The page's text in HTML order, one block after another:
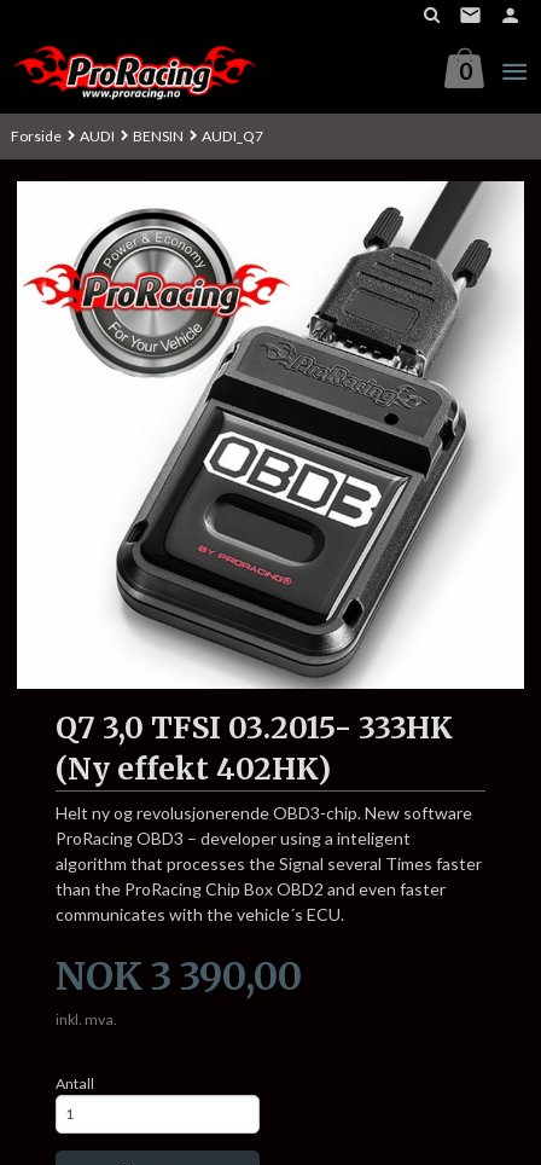
innholdet
0
Forside AUDI BENSIN AUDI_Q7
Q7 3,0 TFSI 03.2015- 333HK
(Ny effekt 402HK)
Helt ny og revolusjonerende OBD3-chip. New software
ProRacing OBD3 – developer using a inteligent
algorithm that processes the Signal several Times faster
than the ProRacing Chip Box OBD2 and even faster
communicates with the vehicle´s ECU.
Pris
NOK 3 390,00
inkl. mva.
Antall